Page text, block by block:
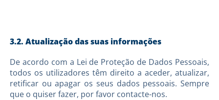
3.2. Atualização das suas informações
De acordo com a Lei de Proteção de Dados Pessoais,
todos os utilizadores têm direito a aceder, atualizar,
retificar ou apagar os seus dados pessoais. Sempre
que o quiser fazer, por favor contacte-nos.